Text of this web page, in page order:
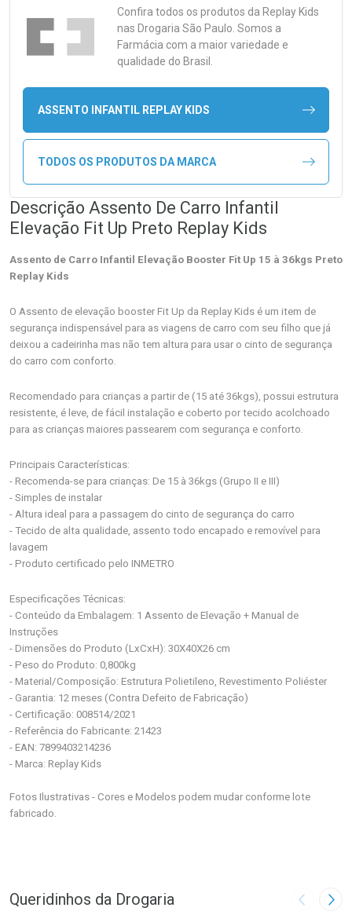
Confira todos os produtos da Replay Kids
nas Drogaria São Paulo. Somos a
Farmácia com a maior variedade e
qualidade do Brasil.
ASSENTO INFANTIL REPLAY KIDS
TODOS OS PRODUTOS DA MARCA
Descrição Assento De Carro Infantil
Elevação Fit Up Preto Replay Kids
Assento de Carro Infantil Elevação Booster Fit Up 15 à 36kgs Preto
Replay Kids
O Assento de elevação booster Fit Up da Replay Kids é um item de
segurança indispensável para as viagens de carro com seu filho que já
deixou a cadeirinha mas não tem altura para usar o cinto de segurança
do carro com conforto.
Recomendado para crianças a partir de (15 até 36kgs), possui estrutura
resistente, é leve, de fácil instalação e coberto por tecido acolchoado
para as crianças maiores passearem com segurança e conforto.
Principais Características:
- Recomenda-se para crianças: De 15 à 36kgs (Grupo II e III)
- Simples de instalar
- Altura ideal para a passagem do cinto de segurança do carro
- Tecido de alta qualidade, assento todo encapado e removível para
lavagem
- Produto certificado pelo INMETRO
Especificações Técnicas:
- Conteúdo da Embalagem: 1 Assento de Elevação + Manual de
Instruções
- Dimensões do Produto (LxCxH): 30X40X26 cm
- Peso do Produto: 0,800kg
- Material/Composição: Estrutura Polietileno, Revestimento Poliéster
- Garantia: 12 meses (Contra Defeito de Fabricação)
- Certificação: 008514/2021
- Referência do Fabricante: 21423
- EAN: 7899403214236
- Marca: Replay Kids
Fotos Ilustrativas - Cores e Modelos podem mudar conforme lote
fabricado.
Queridinhos da Drogaria Imagem